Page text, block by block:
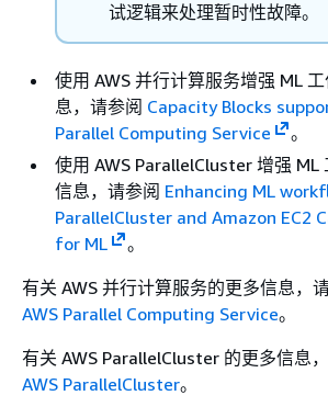
试逻辑来处理暂时性故障。
使用 AWS 并行计算服务增强 ML
息，请参阅 Capacity Blocks
Parallel Computing Service
。
使用 AWS ParallelCluster 增强 ML
信息，请参阅 Enhancing ML
ParallelCluster and Amazon EC2
for ML
。
有关 AWS 并行计算服务的更多信息，
AWS Parallel Computing Service。
有关 AWS ParallelCluster 的更多信息
AWS ParallelCluster。